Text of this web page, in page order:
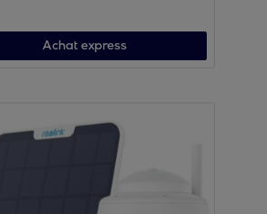
Achat express